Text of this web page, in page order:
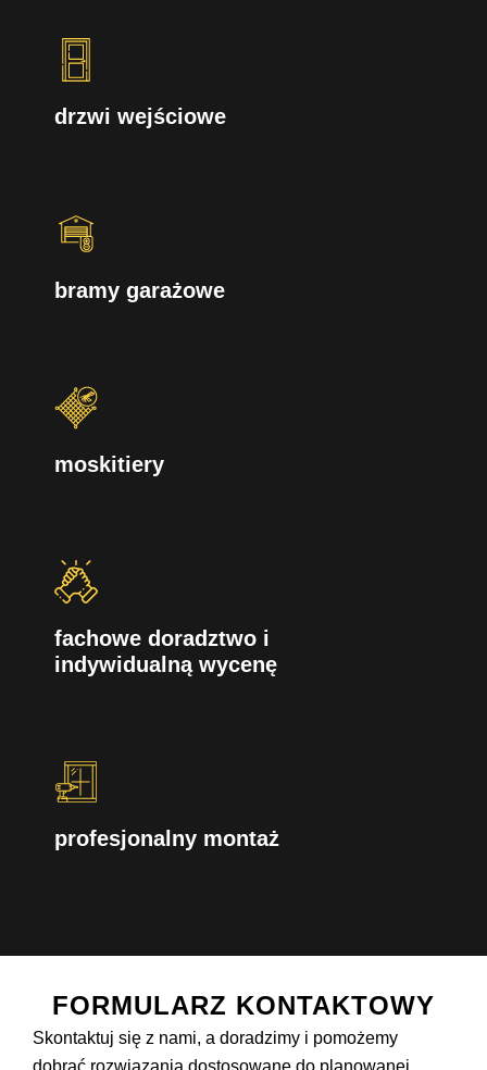
drzwi wejściowe
bramy garażowe
moskitiery
fachowe doradztwo i
indywidualną wycenę
profesjonalny montaż
FORMULARZ KONTAKTOWY
Skontaktuj się z nami, a doradzimy i pomożemy
dobrać rozwiązania dostosowane do planowanej